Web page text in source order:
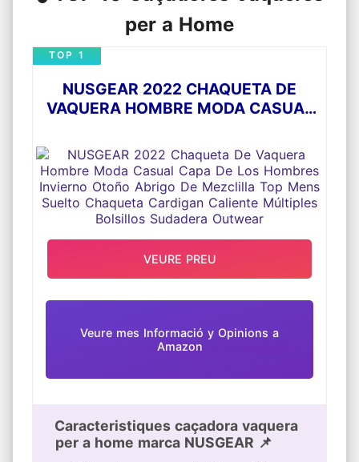
per a Home
NUSGEAR 2022 CHAQUETA DE
VAQUERA HOMBRE MODA CASUAL
OTOÑO ABRIGO DE MEZCLILLA TOP
MENS SUELTO CHAQUETA
CARDIGAN CALIENTE MÚLTIPLES
BOLSILLOS SUDADERA OUTWEAR
TOP 1
Veure mes Informació y Opinions a
Amazon
Caracteristiques caçadora vaquera
per a home marca NUSGEAR 📌
VEURE PREU